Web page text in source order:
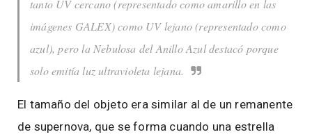
tanto UV cercano (representado como amarillo en las
imágenes GALEX) como UV lejano (representado como
azul), pero la Nebulosa del Anillo Azul destacó porque
solo emitía luz ultravioleta lejana.
El tamaño del objeto era similar al de un remanente
de supernova, que se forma cuando una estrella